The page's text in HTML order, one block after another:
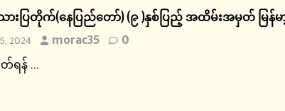
ားပြတိုက်(နေပြည်တော်) (၉ )နှစ်ပြည့် အထိမ်းအမှတ် မြ
2024 morac35
0
န် ...